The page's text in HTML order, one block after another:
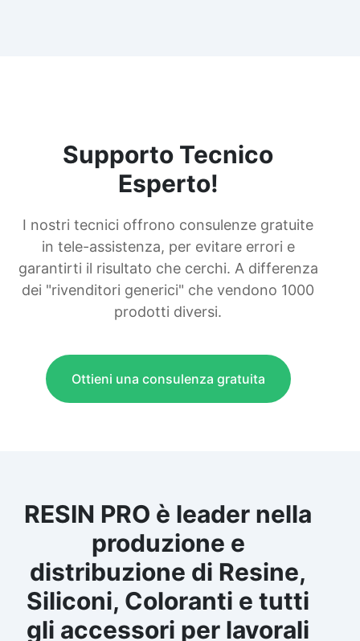
Supporto Tecnico
Esperto!
I nostri tecnici offrono consulenze gratuite
in tele-assistenza, per evitare errori e
garantirti il risultato che cerchi. A differenza
dei "rivenditori generici" che vendono 1000
prodotti diversi.
Ottieni una consulenza gratuita
RESIN PRO è leader nella
produzione e
distribuzione di Resine,
Siliconi, Coloranti e tutti
gli accessori per lavorali